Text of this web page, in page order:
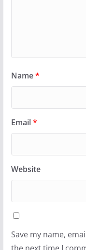
Name*
Email*
Website
Save my name,